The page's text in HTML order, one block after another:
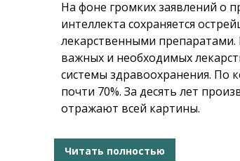
На фоне громких заявлений о
интеллекта сохраняется
лекарственными препаратами.
важных и необходимых
системы здравоохранения. По
почти 70%. За десять лет
отражают всей картины.
Читать полностью